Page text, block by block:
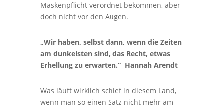
Maskenpflicht verordnet bekommen, aber
doch nicht vor den Augen.
„Wir haben, selbst dann, wenn die Zeiten
am dunkelsten sind, das Recht, etwas
Erhellung zu erwarten.“ Hannah Arendt
Was läuft wirklich schief in diesem Land,
wenn man so einen Satz nicht mehr am